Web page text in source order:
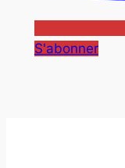
S'abonner